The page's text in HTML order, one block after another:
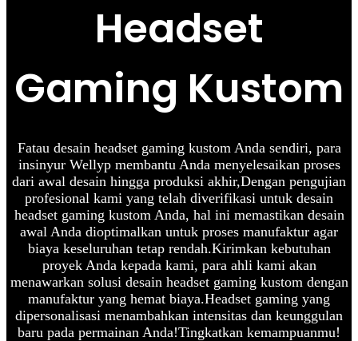
Headset
Gaming Kustom
Fatau desain headset gaming kustom Anda sendiri, para
insinyur Wellyp membantu Anda menyelesaikan proses
dari awal desain hingga produksi akhir,Dengan pengujian
profesional kami yang telah diverifikasi untuk desain
headset gaming kustom Anda, hal ini memastikan desain
awal Anda dioptimalkan untuk proses manufaktur agar
biaya keseluruhan tetap rendah.Kirimkan kebutuhan
proyek Anda kepada kami, para ahli kami akan
menawarkan solusi desain headset gaming kustom dengan
manufaktur yang hemat biaya.Headset gaming yang
dipersonalisasi menambahkan intensitas dan keunggulan
baru pada permainan Anda!Tingkatkan kemampuanmu!